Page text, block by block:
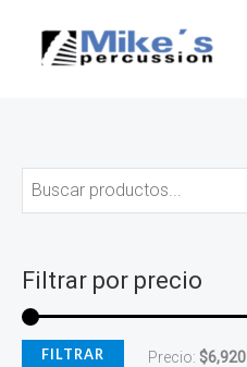
Filtrar por precio
FILTRAR Precio: $6,920